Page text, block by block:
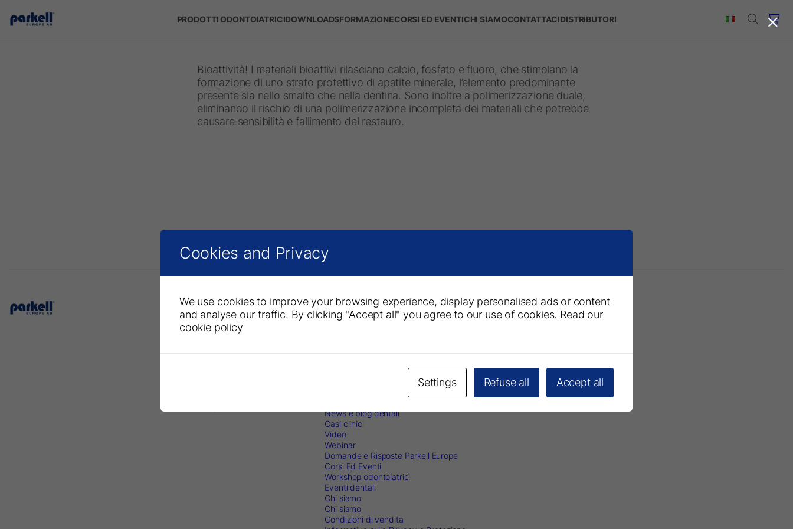
Skip to main content
PRODOTTI ODONTOIATRICIDOWNLOADSFORMAZIONECORSI ED EVENTICHI SIAMOCONTATTACIDISTRIBUTORI
Bioattività! I materiali bioattivi rilasciano calcio, fosfato e fluoro, che stimolano la
formazione di uno strato protettivo di apatite minerale, l’elemento predominante
presente sia nello smalto che nella dentina. Sono inoltre a polimerizzazione duale,
eliminando il rischio di una polimerizzazione incompleta dei materiali che potrebbe
causare sensibilità e fallimento del restauro.
Parkell Europe AB
– A Division of DirectaDentalGroup.
Informazioni
News e blog dentali
Casi clinici
Video
Webinar
Domande e Risposte Parkell Europe
Corsi Ed Eventi
Workshop odontoiatrici
Eventi dentali
Chi siamo
Chi siamo
Condizioni di vendita
Seguici
×
Cookies and Privacy
We use cookies to improve your browsing experience, display personalised ads or content
and analyse our traffic. By clicking "Accept all" you agree to our use of cookies. Read our
cookie policy
Settings Refuse all Accept all